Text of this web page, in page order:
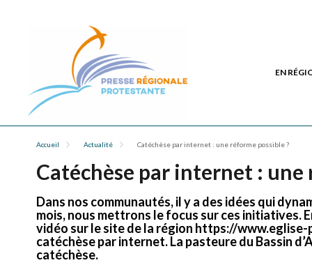
EN
Accueil Actualité Catéchèse par internet : une réforme possible ?
Catéchèse par internet : une
Dans nos communautés, il y a des idées qui
mois, nous mettrons le focus sur ces initiatives.
vidéo sur le site de la région https://
catéchèse par internet. La pasteure du Bassin
catéchèse.